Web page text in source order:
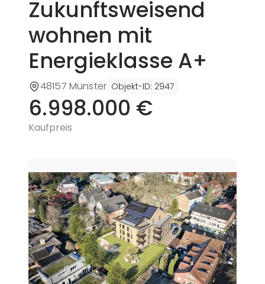
Zukunftsweisend
wohnen mit
Energieklasse A+
48157 Münster Objekt-ID: 2947
6.998.000 €
Kaufpreis